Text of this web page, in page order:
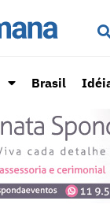
Brasil